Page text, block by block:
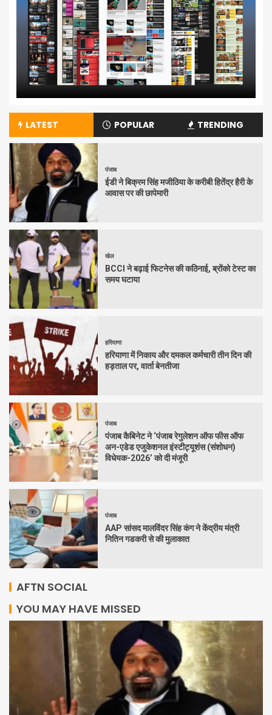
LATEST POPULAR TRENDING
पंजाब
ईडी ने बिक्रम सिंह मजीठिया के करीबी हितेंद्र हैरी के
आवास पर की छापेमारी
खेल
BCCI ने बढ़ाई फिटनेस की कठिनाई, ब्रोंको टेस्ट का
समय घटाया
हरियाणा
हरियाणा में निकाय और दमकल कर्मचारी तीन दिन की
हड़ताल पर, वार्ता बेनतीजा
पंजाब
पंजाब कैबिनेट ने ‘पंजाब रेगुलेशन ऑफ फीस ऑफ
अन-एडेड एजुकेशनल इंस्टीट्यूशंस (संशोधन)
विधेयक-2026’ को दी मंजूरी
पंजाब
AAP सांसद मालविंदर सिंह कंग ने केंद्रीय मंत्री
नितिन गडकरी से की मुलाकात
AFTN SOCIAL
YOU MAY HAVE MISSED